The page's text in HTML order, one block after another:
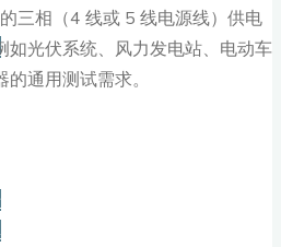
三相（4 线或 5 线电源线）供电
如光伏系统、风力发电站、电动车
通用测试需求。